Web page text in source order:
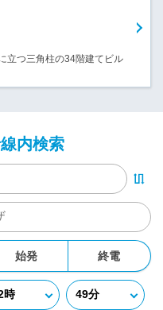
立つ三角柱の34階建てビル
内検索
始発 終電